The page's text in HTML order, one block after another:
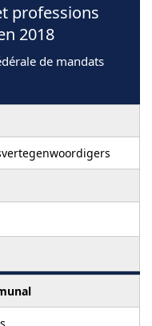
professions
2018
de mandats